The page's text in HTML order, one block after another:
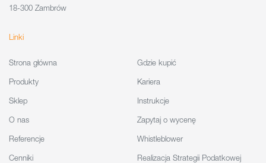
18-300 Zambrów
Linki
Strona główna
Produkty
Sklep
O nas
Referencje
Cenniki
Gdzie kupić
Kariera
Instrukcje
Zapytaj o wycenę
Whistleblower
Realizacja Strategii Podatkowej